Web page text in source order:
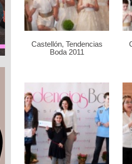
Castellón, Tendencias
Boda 2011